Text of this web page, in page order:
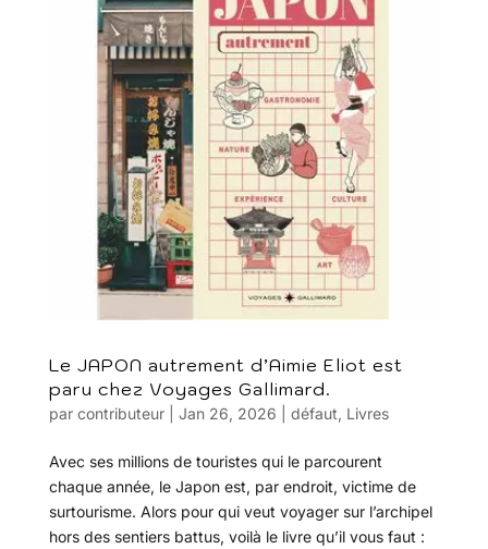
Le JAPON autrement d’Aimie Eliot est
paru chez Voyages Gallimard.
par contributeur| Jan 26, 2026 défaut, Livres
Avec ses millions de touristes qui le parcourent
chaque année, le Japon est, par endroit, victime de
surtourisme. Alors pour qui veut voyager sur l’archipel
hors des sentiers battus, voilà le livre qu’il vous faut :